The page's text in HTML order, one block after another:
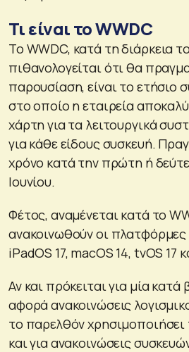
Τι είναι το WWDC
Το WWDC, κατά τη διάρκεια
πιθανολογείται ότι θα
παρουσίαση, είναι το ετήσιο
στο οποίο η εταιρεία
χάρτη για τα λειτουργικά
για κάθε είδους συσκευή.
χρόνο κατά την πρώτη ή
Ιουνίου.
Φέτος, αναμένεται κατά το
ανακοινωθούν οι πλατφόρμες
iPadOS 17, macOS 14, tvOS 17
Αν και πρόκειται για μία
αφορά ανακοινώσεις
το παρελθόν
και για ανακοινώσεις